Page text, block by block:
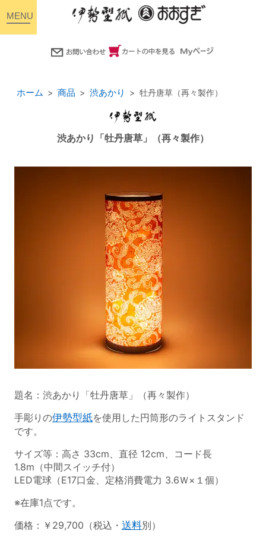
ホーム 商品 渋あかり 牡丹唐草（再々製作）
渋あかり「牡丹唐草」（再々製作）
題名：渋あかり「牡丹唐草」（再々製作）
手彫りの伊勢型紙を使用した円筒形のライトスタンド
です。
サイズ等：高さ 33cm、直径 12cm、コード長
1.8m（中間スイッチ付）
LED電球（E17口金、定格消費電力 3.6Ｗ×１個）
※在庫1点です。
価格：￥29,700（税込・ 送料別）
toggle
navigation